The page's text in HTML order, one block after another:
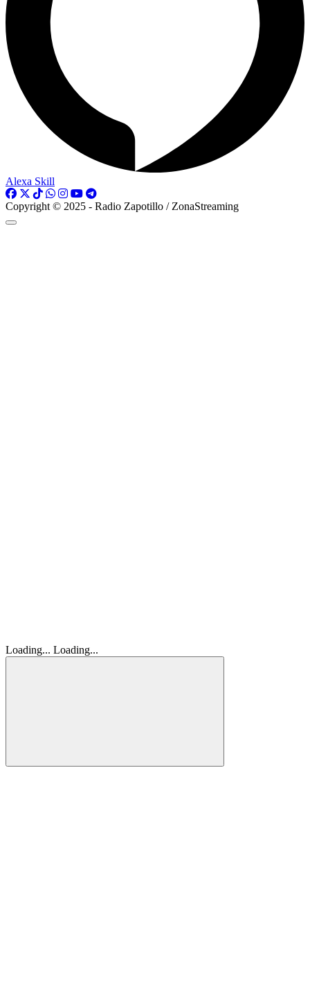
Alexa Skill
Copyright © 2025 - Radio Zapotillo / ZonaStreaming
Loading... Loading...